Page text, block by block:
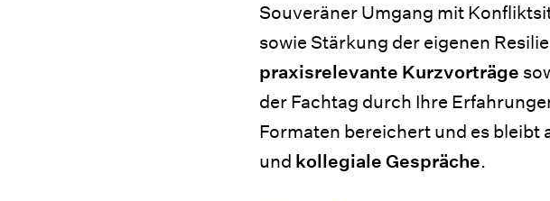
Souveräner Umgang mit
sowie Stärkung der eigenen
praxisrelevante Kurzvorträge
der Fachtag durch Ihre
Formaten bereichert und es bleibt
und kollegiale Gespräche.